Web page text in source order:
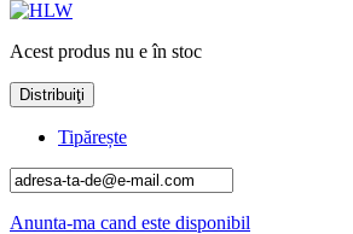
Acest produs nu e în stoc
Distribuiţi
Tipărește
Anunta-ma cand este disponibil